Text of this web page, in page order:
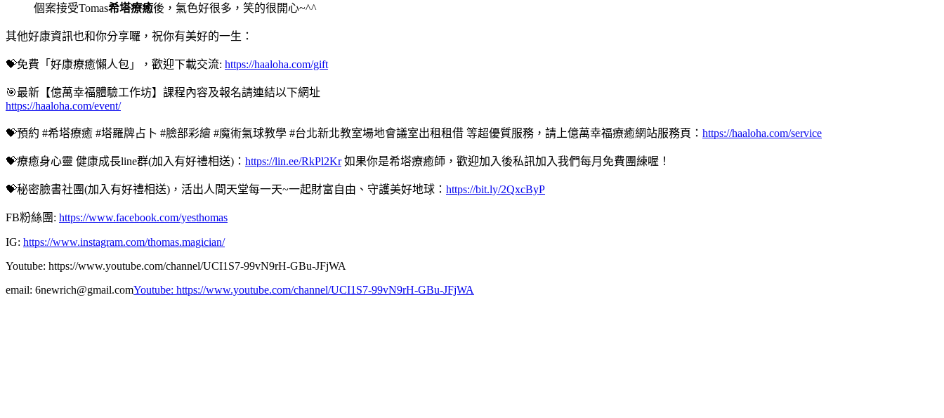
個案接受Tomas希塔療癒後，氣色好很多，笑的很開心~^^
其他好康資訊也和你分享囉，祝你有美好的一生：
💝免費「好康療癒懶人包」，歡迎下載交流: https://haaloha.com/gift
🎯最新【億萬幸福體驗工作坊】課程內容及報名請連結以下網址
https://haaloha.com/event/
💝預約 #希塔療癒 #塔羅牌占卜 #臉部彩繪 #魔術氣球教學 #台北新北教室場地會議室出租租借 等超優質服務，請上億萬幸福療癒網站服務頁： https://haaloha.com/service
💝療癒身心靈 健康成長line群(加入有好禮相送)： https://lin.ee/RkPl2Kr如果你是希塔療癒師，歡迎加入後私訊加入我們每月免費團練喔！
💝秘密臉書社團(加入有好禮相送)，活出人間天堂每一天~一起財富自由、守護美好地球： https://bit.ly/2QxcByP
FB粉絲團: https://www.facebook.com/yesthomas
IG: https://www.instagram.com/thomas.magician/
Youtube: https://www.youtube.com/channel/UCI1S7-99vN9rH-GBu-JFjWA
email: 6newrich@gmail.comYoutube: https://www.youtube.com/channel/UCI1S7-99vN9rH-GBu-JFjWA